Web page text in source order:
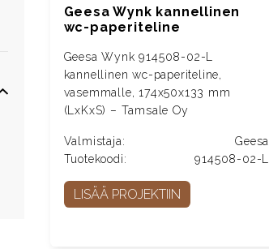
Geesa Wynk kannellinen
wc-paperiteline
Geesa Wynk 914508-02-L
kannellinen wc-paperiteline,
vasemmalle, 174x50x133 mm
(LxKxS) – Tamsale Oy
Valmistaja:
Geesa
Tuotekoodi:
914508-02-L
LISÄÄ PROJEKTIIN